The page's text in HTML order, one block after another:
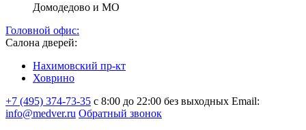
Домодедово и МО
Головной офис:
Салона дверей:
Нахимовский пр-кт
Ховрино
+7 (495) 374-73-35 с 8:00 до 22:00 без выходных Email:
info@medver.ru Обратный звонок